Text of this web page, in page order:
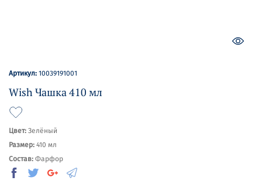
Артикул: 10039191001
Wish Чашка 410 мл
Цвет: Зелёный
Размер: 410 мл
Состав: Фарфор